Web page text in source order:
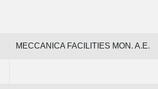
MECCANICA FACILITIES MON. A.E.